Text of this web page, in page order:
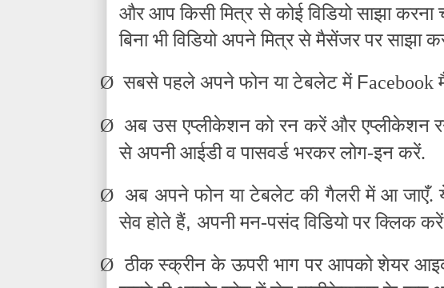
और आप किसी मित्र से कोई विडियो साझा
बिना भी विडियो अपने मित्र से मैसेंजर पर साझा
Ø सबसे पहले अपने फोन या टेबलेट में Facebook
Ø अब उस एप्लीकेशन को रन करें और एप्लीकेशन
से अपनी आईडी व पासवर्ड भरकर लोग-इन करें.
Ø अब अपने फोन या टेबलेट की गैलरी में आ जाएँ.
सेव होते हैं, अपनी मन-पसंद विडियो पर क्लिक
Ø ठीक स्क्रीन के ऊपरी भाग पर आपको शेयर